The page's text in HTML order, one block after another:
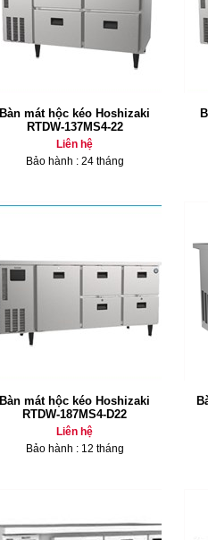
Bàn mát hộc kéo Hoshizaki
RTDW-137MS4-22
Liên hệ
Bảo hành : 24 tháng
Bàn mát hộc kéo Hoshizaki
RTDW-187MS4-D22
Liên hệ
Bảo hành : 12 tháng